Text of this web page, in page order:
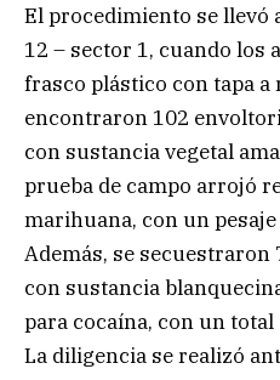
El procedimiento se llevó
12 – sector 1, cuando los
frasco plástico con tapa
encontraron 102
con sustancia vegetal
prueba de campo arrojó
marihuana, con un
Además, se
con sustancia
para cocaína, con un total
La diligencia se realizó